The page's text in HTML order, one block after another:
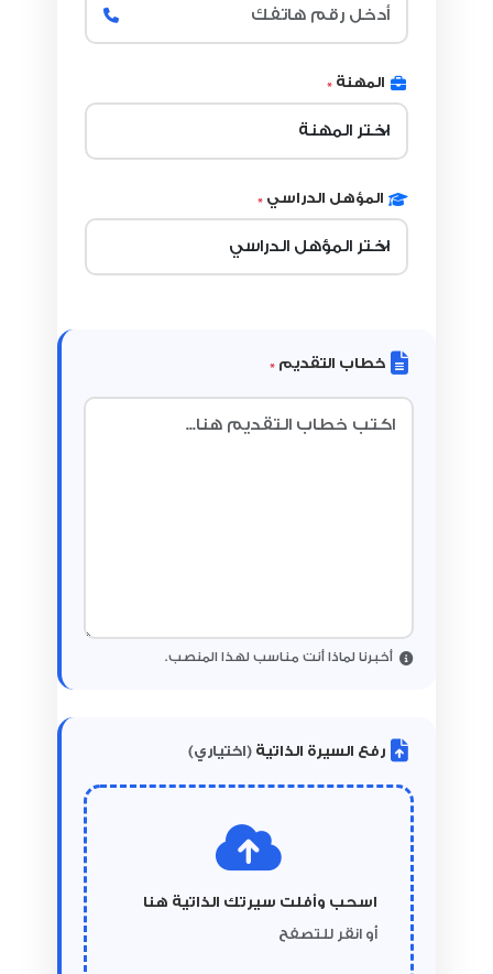
المهنة*
المؤهل الدراسي *
خطاب التقديم *
أخبرنا لماذا أنت مناسب لهذا المنصب.
رفع السيرة الذاتية (اختياري)
اسحب وأفلت سيرتك الذاتية هنا
أو انقر للتصفح